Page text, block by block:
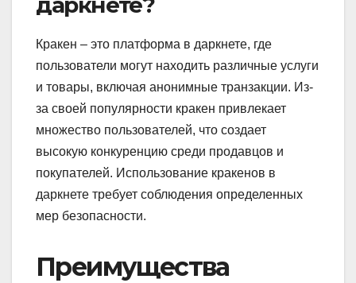
Кракен – это платформа в даркнете, где
пользователи могут находить различные услуги
и товары, включая анонимные транзакции. Из-
за своей популярности кракен привлекает
множество пользователей, что создает
высокую конкуренцию среди продавцов и
покупателей. Использование кракенов в
даркнете требует соблюдения определенных
мер безопасности.
Преимущества